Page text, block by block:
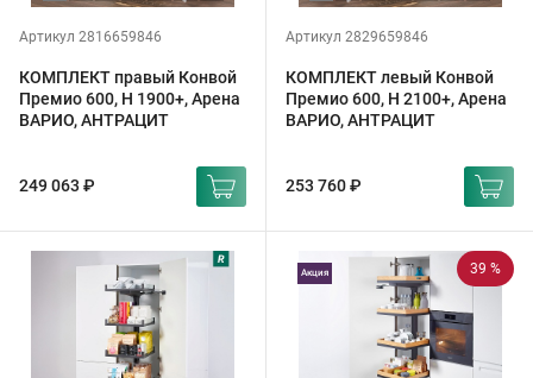
Артикул 2816659846
КОМПЛЕКТ правый Конвой
Премио 600, H 1900+, Арена
ВАРИО, АНТРАЦИТ
249 063 ₽
Артикул 2829659846
КОМПЛЕКТ левый Конвой
Премио 600, H 2100+, Арена
ВАРИО, АНТРАЦИТ
253 760 ₽
39 %
Акция